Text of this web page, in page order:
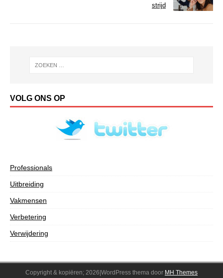
strijd
VOLG ONS OP
Professionals
Uitbreiding
Vakmensen
Verbetering
Verwijdering
Copyright & kopiëren; 2026|WordPress thema door MH Themes